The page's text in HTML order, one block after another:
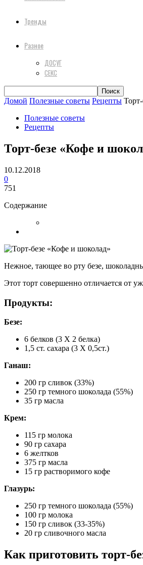
Тренды
Разное
ДОСУГ
СЕКС
Домой Полезные советы Рецепты
Полезные советы
Рецепты
Торт-безе «Кофе и
10.12.2018
0
751
Содержание
Нежное, тающее во рту безе,
Этот торт совершенно отличается от
Продукты:
Безе:
6 белков (3 Х 2 белка)
1,5 ст. сахара (3 Х 0,5ст.)
Ганаш:
200 гр сливок (33%)
250 гр темного шоколада (55%)
35 гр масла
Крем:
115 гр молока
90 гр сахара
6 желтков
375 гр масла
15 гр растворимого кофе
Глазурь:
250 гр темного шоколада (55%)
100 гр молока
150 гр сливок (33-35%)
20 гр сливочного масла
Как приготовить торт-